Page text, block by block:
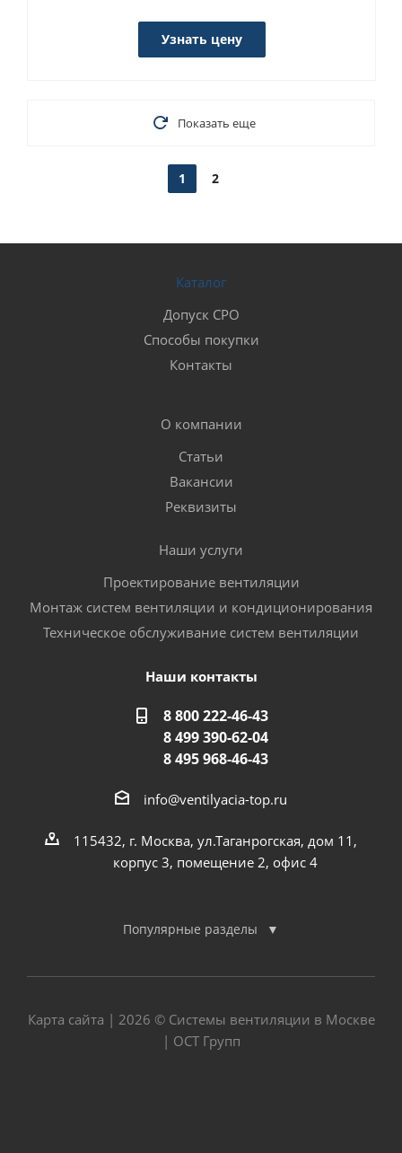
Узнать цену
Показать еще
1 2
Каталог
Допуск СРО
Способы покупки
Контакты
О компании
Статьи
Вакансии
Реквизиты
Наши услуги
Проектирование вентиляции
Монтаж систем вентиляции и кондиционирования
Техническое обслуживание систем вентиляции
Наши контакты
8 800 222-46-43
8 499 390-62-04
8 495 968-46-43
info@ventilyacia-top.ru
115432, г. Москва, ул.Таганрогская, дом 11,
корпус 3, помещение 2, офис 4
Популярные разделы
Карта сайта | 2026 © Системы вентиляции в Москве
| ОСТ Групп